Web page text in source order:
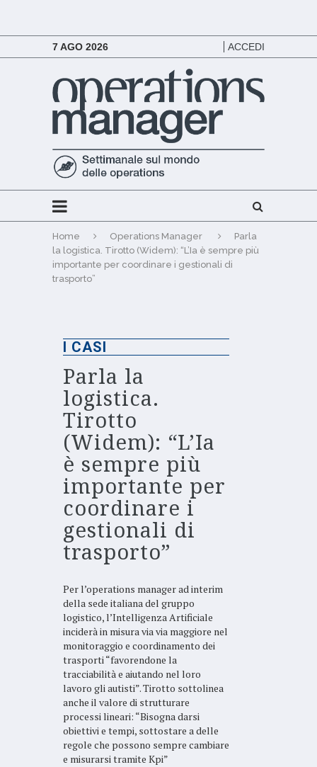
7 AGO 2026 ACCEDI
Home Operations Manager
Parla
la logistica. Tirotto (Widem): “L’Ia è sempre più
importante per coordinare i gestionali di
trasporto”
I CASI
Parla la
logistica.
Tirotto
(Widem): “L’Ia
è sempre più
importante per
coordinare i
gestionali di
trasporto”
Per l’operations manager ad interim
della sede italiana del gruppo
logistico, l’Intelligenza Artificiale
inciderà in misura via via maggiore nel
monitoraggio e coordinamento dei
trasporti “favorendone la
tracciabilità e aiutando nel loro
lavoro gli autisti”. Tirotto sottolinea
anche il valore di strutturare
processi lineari: “Bisogna darsi
obiettivi e tempi, sottostare a delle
regole che possono sempre cambiare
e misurarsi tramite Kpi”